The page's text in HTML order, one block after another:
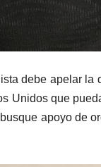
debe apelar
Unidos que
apoyo de